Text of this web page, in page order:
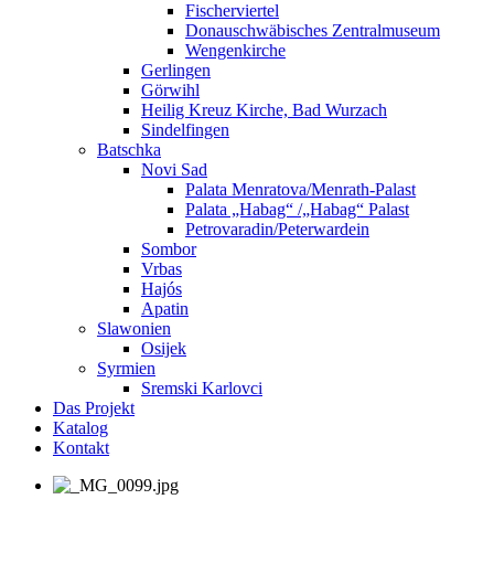
Fischerviertel
Donauschwäbisches Zentralmuseum
Wengenkirche
Gerlingen
Görwihl
Heilig Kreuz Kirche, Bad Wurzach
Sindelfingen
Batschka
Novi Sad
Palata Menratova/Menrath-Palast
Palata „Habag“ /„Habag“ Palast
Petrovaradin/Peterwardein
Sombor
Vrbas
Hajós
Apatin
Slawonien
Osijek
Syrmien
Sremski Karlovci
Das Projekt
Katalog
Kontakt